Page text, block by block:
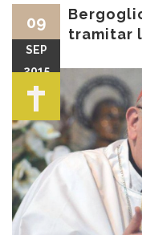
tramitar
09
SEP
2015